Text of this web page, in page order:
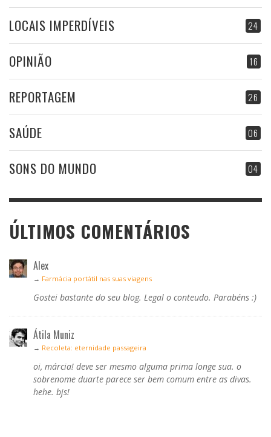
24
LOCAIS IMPERDÍVEIS
16
OPINIÃO
26
REPORTAGEM
06
SAÚDE
04
SONS DO MUNDO
ÚLTIMOS COMENTÁRIOS
Alex
→ Farmácia portátil nas suas viagens
Gostei bastante do seu blog. Legal o conteudo. Parabéns :)
Átila Muniz
→ Recoleta: eternidade passageira
oi, márcia! deve ser mesmo alguma prima longe sua. o
sobrenome duarte parece ser bem comum entre as divas.
hehe. bjs!